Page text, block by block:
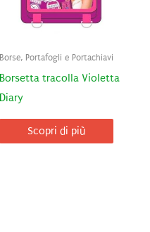
Borse, Portafogli e Portachiavi
Borsetta tracolla Violetta
Diary
Scopri di più